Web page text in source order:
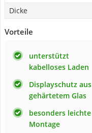
Dicke
Vorteile
unterstützt
kabelloses Laden
Displayschutz aus
gehärtetem Glas
besonders leichte
Montage